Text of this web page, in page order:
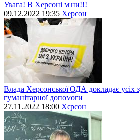
Увага! В Херсоні міни!!!
09.12.2022 19:35 Херсон
Влада Херсонської ОДА докладає усіх
гуманітарної допомоги
27.11.2022 18:00 Херсон